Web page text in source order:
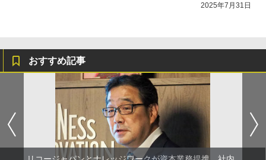
2025年7月31日
おすすめ記事